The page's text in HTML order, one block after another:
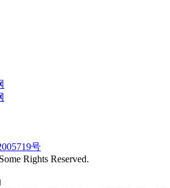
号
Rights Reserved.